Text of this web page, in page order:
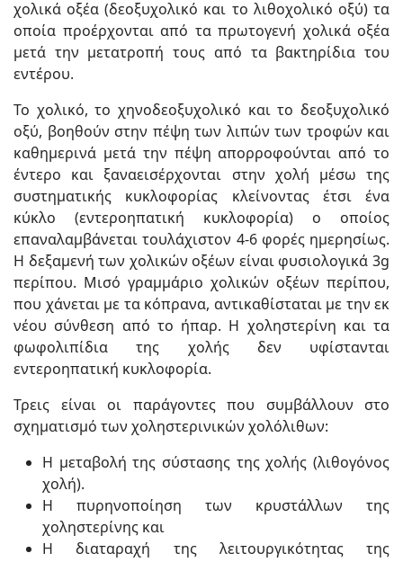
χολικά οξέα (δεοξυχολικό και το λιθοχολικό οξύ) τα
οποία προέρχονται από τα πρωτογενή χολικά οξέα
μετά την μετατροπή τους από τα βακτηρίδια του
εντέρου.
Το χολικό, το χηνοδεοξυχολικό και το δεοξυχολικό
οξύ, βοηθούν στην πέψη των λιπών των τροφών και
καθημερινά μετά την πέψη απορροφούνται από το
έντερο και ξαναεισέρχονται στην χολή μέσω της
συστηματικής κυκλοφορίας κλείνοντας έτσι ένα
κύκλο (εντεροηπατική κυκλοφορία) ο οποίος
επαναλαμβάνεται τουλάχιστον 4-6 φορές ημερησίως.
Η δεξαμενή των χολικών οξέων είναι φυσιολογικά 3g
περίπου. Μισό γραμμάριο χολικών οξέων περίπου,
που χάνεται με τα κόπρανα, αντικαθίσταται με την εκ
νέου σύνθεση από το ήπαρ. Η χοληστερίνη και τα
φωφολιπίδια της χολής δεν υφίστανται
εντεροηπατική κυκλοφορία.
Τρεις είναι οι παράγοντες που συμβάλλουν στο
σχηματισμό των χοληστερινικών χολόλιθων:
Η μεταβολή της σύστασης της χολής (λιθογόνος
χολή).
Η πυρηνοποίηση των κρυστάλλων της
χοληστερίνης και
Η διαταραχή της λειτουργικότητας της